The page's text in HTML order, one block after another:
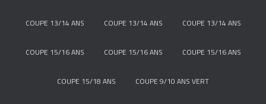
COUPE 13/14 ANS COUPE 13/14 ANS COUPE 13/14 ANS
COUPE 15/16 ANS COUPE 15/16 ANS COUPE 15/16 ANS
COUPE 15/18 ANS COUPE 9/10 ANS VERT